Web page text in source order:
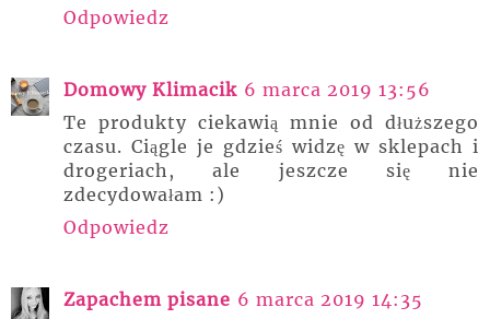
Odpowiedz
Domowy Klimacik 6 marca 2019 13:56
Te produkty ciekawią mnie od dłuższego
czasu. Ciągle je gdzieś widzę w sklepach i
drogeriach, ale jeszcze się nie
zdecydowałam :)
Odpowiedz
Zapachem pisane 6 marca 2019 14:35